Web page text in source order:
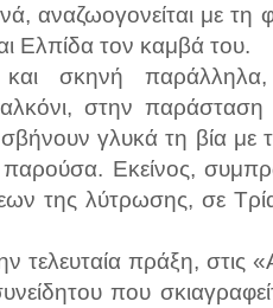
αναζωογονείται με
Ελπίδα τον καμβά του.
και σκηνή
στην παράσταση
γλυκά τη βία
Εκείνος,
της λύτρωσης, σε
τελευταία πράξη, στις
που